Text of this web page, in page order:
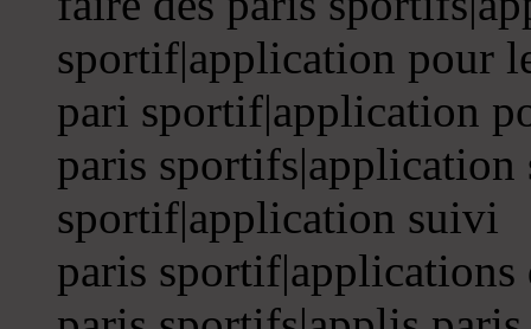
sportif|application pour
pari sportif|application
paris sportifs|application
sportif|application suivi
paris